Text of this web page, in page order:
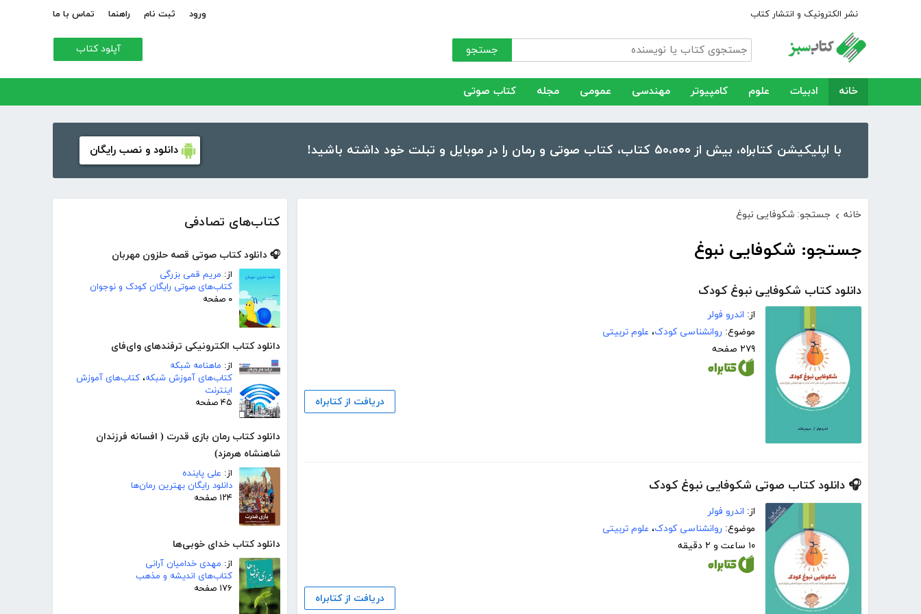
نشر الکترونیک و انتشار کتاب ورود ثبت نام راهنما تماس با ما
جستجو آپلود کتاب
خانه ادبیات علوم کامپیوتر مهندسی عمومی مجله کتاب صوتی
با اپلیکیشن کتابراه، بیش از ۵۰،۰۰۰ کتاب، کتاب صوتی و رمان را در موبایل و تبلت خود داشته باشید! دانلود و نصب رایگان
کتاب‌های تصادفی
🎧 دانلود کتاب صوتی قصه حلزون مهربان
از: مریم قمی بزرگی
کتاب‌های صوتی رایگان کودک و نوجوان
۰ صفحه
دانلود کتاب الکترونیکی ترفندهای وای‌فای
از: ماهنامه شبکه
کتاب‌های آموزش شبکه، کتاب‌های آموزش
اینترنت
۴۵ صفحه
دانلود کتاب رمان بازی قدرت ( افسانه فرزندان
شاهنشاه هرمزد)
از: علی پاینده
دانلود رایگان بهترین رمان‌ها
۱۲۴ صفحه
دانلود کتاب خدای خوبی‌ها
از: مهدی خدامیان آرانی
کتاب‌های اندیشه و مذهب
۱۷۶ صفحه
خانه › جستجو: شکوفایی نبوغ
جستجو: شکوفایی نبوغ
دانلود کتاب شکوفایی نبوغ کودک
از: اندرو فولر
موضوع: روانشناسی کودک، علوم تربیتی
۲۷۹ صفحه
دریافت از کتابراه
🎧 دانلود کتاب صوتی شکوفایی نبوغ کودک
از: اندرو فولر
موضوع: روانشناسی کودک، علوم تربیتی
۱۰ ساعت و ۲ دقیقه
دریافت از کتابراه